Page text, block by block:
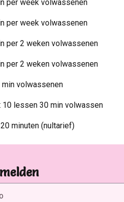
per week volwassenen
per week volwassenen
per 2 weken volwassenen
per 2 weken volwassenen
min volwassenen
10 lessen 30 min volwassen
minuten (nultarief)